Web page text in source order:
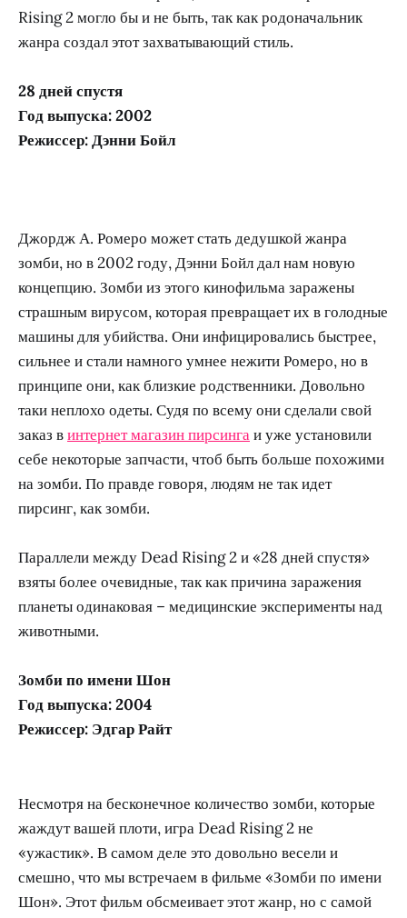
Rising 2 могло бы и не быть, так как родоначальник
жанра создал этот захватывающий стиль.
28 дней спустя
Год выпуска: 2002
Режиссер: Дэнни Бойл
Джордж А. Ромеро может стать дедушкой жанра
зомби, но в 2002 году, Дэнни Бойл дал нам новую
концепцию. Зомби из этого кинофильма заражены
страшным вирусом, которая превращает их в голодные
машины для убийства. Они инфицировались быстрее,
сильнее и стали намного умнее нежити Ромеро, но в
принципе они, как близкие родственники. Довольно
таки неплохо одеты. Судя по всему они сделали свой
заказ винтернет магазин пирсингаи уже установили
себе некоторые запчасти, чтоб быть больше похожими
на зомби. По правде говоря, людям не так идет
пирсинг, как зомби.
Параллели между Dead Rising 2 и «28 дней спустя»
взяты более очевидные, так как причина заражения
планеты одинаковая – медицинские эксперименты над
животными.
Зомби по имени Шон
Год выпуска: 2004
Режиссер: Эдгар Райт
Несмотря на бесконечное количество зомби, которые
жаждут вашей плоти, игра Dead Rising 2 не
«ужастик». В самом деле это довольно весели и
смешно, что мы встречаем в фильме «Зомби по имени
Шон». Этот фильм обсмеивает этот жанр, но с самой